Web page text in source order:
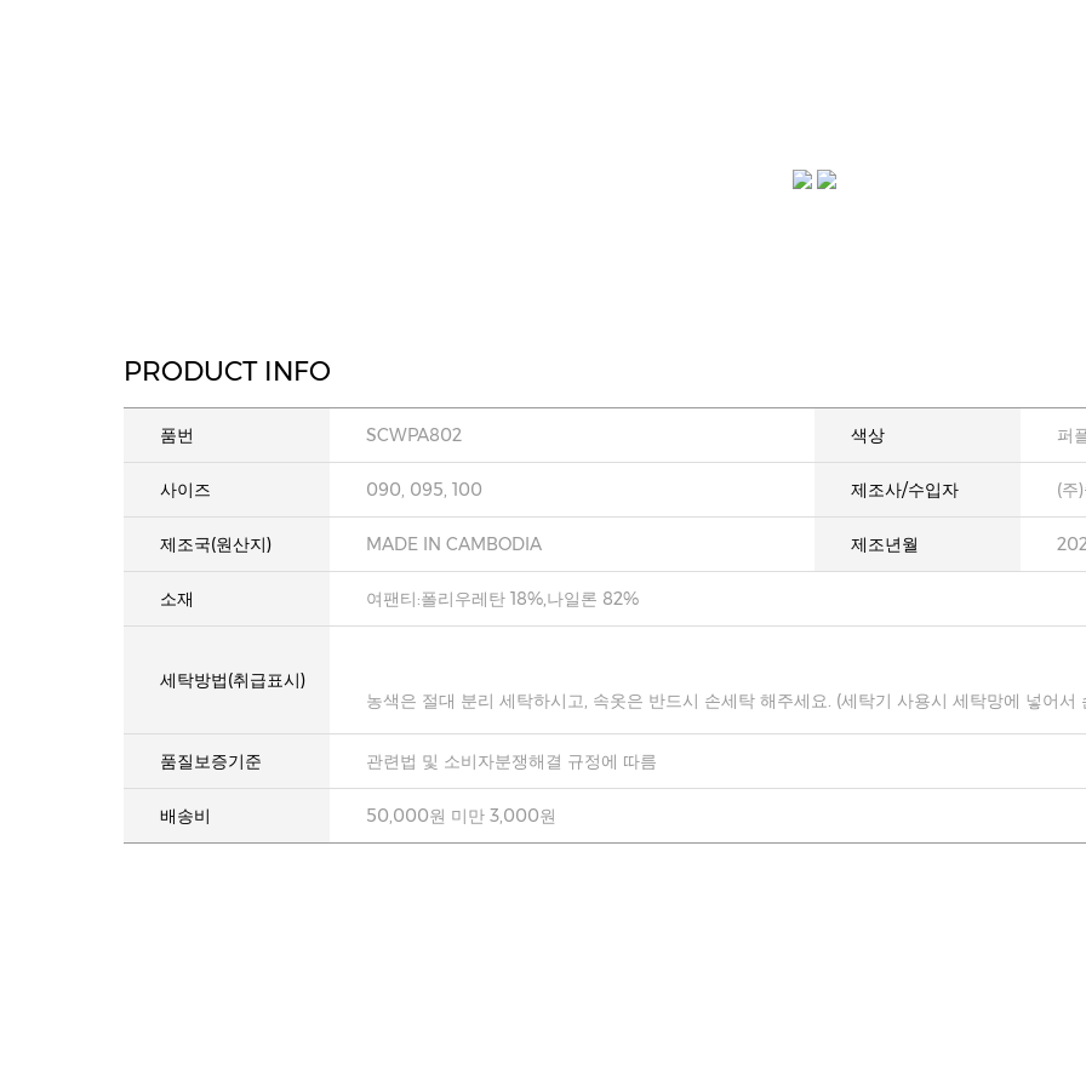
PRODUCT INFO
품번 SCWPA802 색상 퍼
사이즈 090, 095, 100 제조사/수입자 (주
제조국(원산지) MADE IN CAMBODIA 제조년월
소재 여팬티:폴리우레탄 18%,나일론 82%
세탁방법(취급표시)
농색은 절대 분리 세탁하시고, 속옷은 반드시 손세탁 해주세요. (세탁기 사용시 세탁망에 넣어서
품질보증기준 관련법 및 소비자분쟁해결 규정에 따름
배송비 50,000원 미만 3,000원